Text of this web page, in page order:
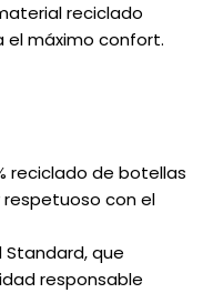
reciclado
el máximo confort.
reciclado de botellas
respetuoso con el
que
responsable